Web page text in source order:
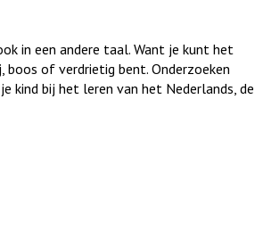
in een andere taal. Want je kunt het
of verdrietig bent. Onderzoeken
kind bij het leren van het Nederlands, de